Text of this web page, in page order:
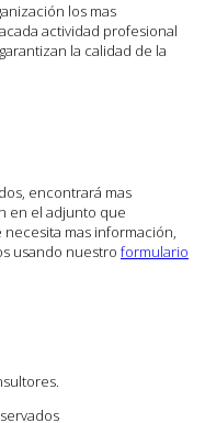
los mas
actividad profesional
la calidad de la
encontrará mas
en el adjunto que
mas información,
usando nuestro formulario
.